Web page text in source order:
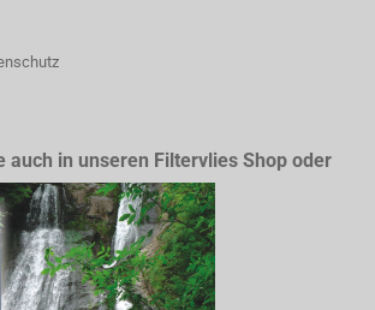
auch in unseren Filtervlies Shop oder